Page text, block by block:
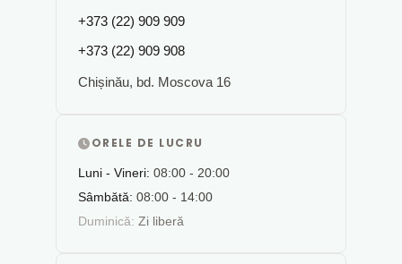
+373 (22) 909 909
+373 (22) 909 908
Chișinău, bd. Moscova 16
ORELE DE LUCRU
Luni - Vineri: 08:00 - 20:00
Sâmbătă: 08:00 - 14:00
Duminică: Zi liberă